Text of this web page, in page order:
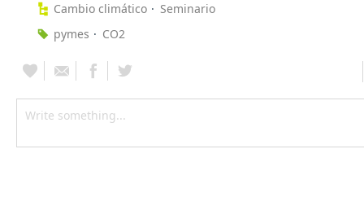
Cambio climático
Seminario
pymes
CO2